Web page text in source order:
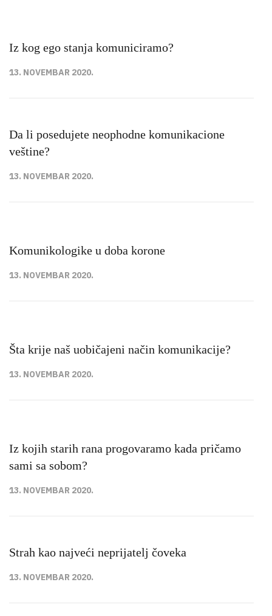
Iz kog ego stanja komuniciramo?
13. NOVEMBAR 2020.
Da li posedujete neophodne komunikacione
veštine?
13. NOVEMBAR 2020.
Komunikologike u doba korone
13. NOVEMBAR 2020.
Šta krije naš uobičajeni način komunikacije?
13. NOVEMBAR 2020.
Iz kojih starih rana progovaramo kada pričamo
sami sa sobom?
13. NOVEMBAR 2020.
Strah kao najveći neprijatelj čoveka
13. NOVEMBAR 2020.